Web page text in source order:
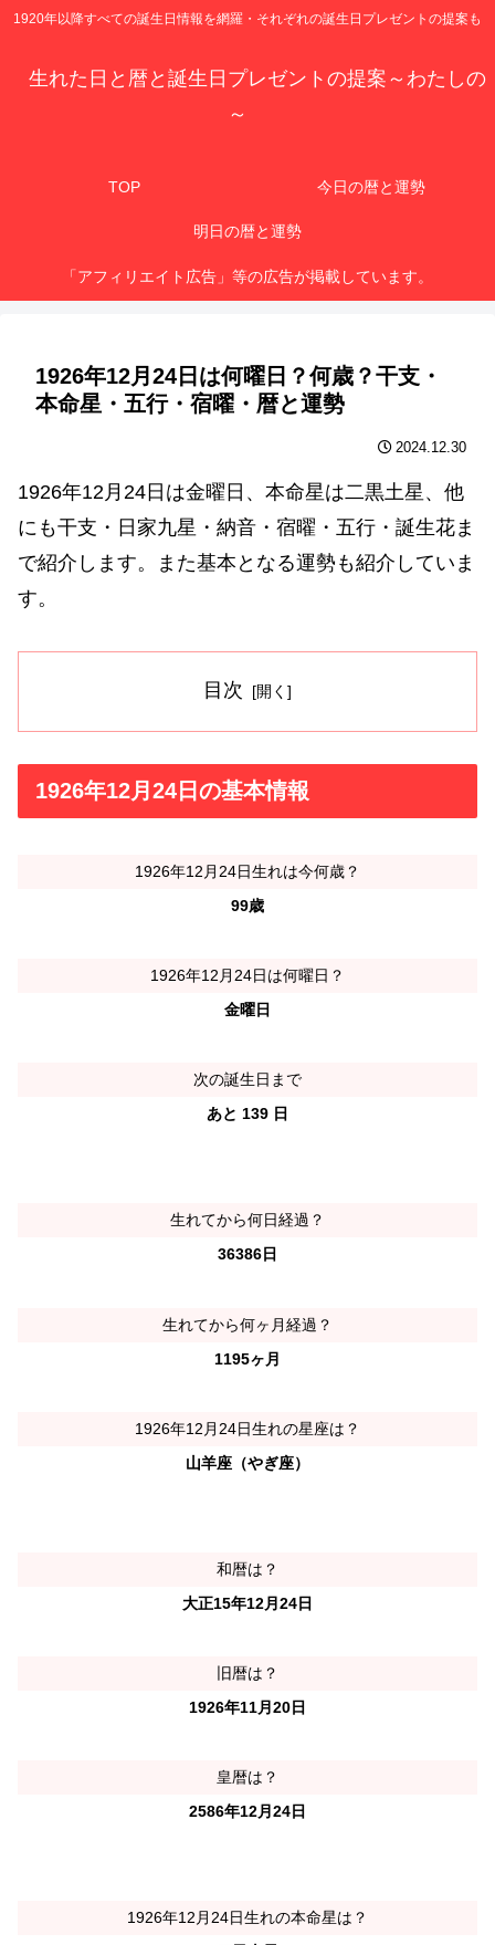
1920年以降すべての誕生日情報を網羅・それぞれの誕生日プレゼントの提案も
生れた日と暦と誕生日プレゼントの提案～わたしの
～
TOP 今日の暦と運勢
明日の暦と運勢
「アフィリエイト広告」等の広告が掲載しています。
1926年12月24日は何曜日？何歳？干支・
本命星・五行・宿曜・暦と運勢
2024.12.30
1926年12月24日は金曜日、本命星は二黒土星、他
にも干支・日家九星・納音・宿曜・五行・誕生花ま
で紹介します。また基本となる運勢も紹介していま
す。
目次
1926年12月24日の基本情報
1926年12月24日生れは今何歳？
99歳
1926年12月24日は何曜日？
金曜日
次の誕生日まで
あと 139 日
生れてから何日経過？
36386日
生れてから何ヶ月経過？
1195ヶ月
1926年12月24日生れの星座は？
山羊座（やぎ座）
和暦は？
大正15年12月24日
旧暦は？
1926年11月20日
皇暦は？
2586年12月24日
1926年12月24日生れの本命星は？